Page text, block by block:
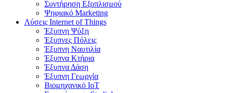
Συντήρηση Εξοπλισμού
Ψηφιακό Marketing
Λύσεις Internet of Things
Έξυπνη Ψύξη
Έξυπνες Πόλεις
Έξυπνη Ναυτιλία
Έξυπνα Κτήρια
Έξυπνα Δάση
Έξυπνη Γεωργία
Βιομηχανικό IoT